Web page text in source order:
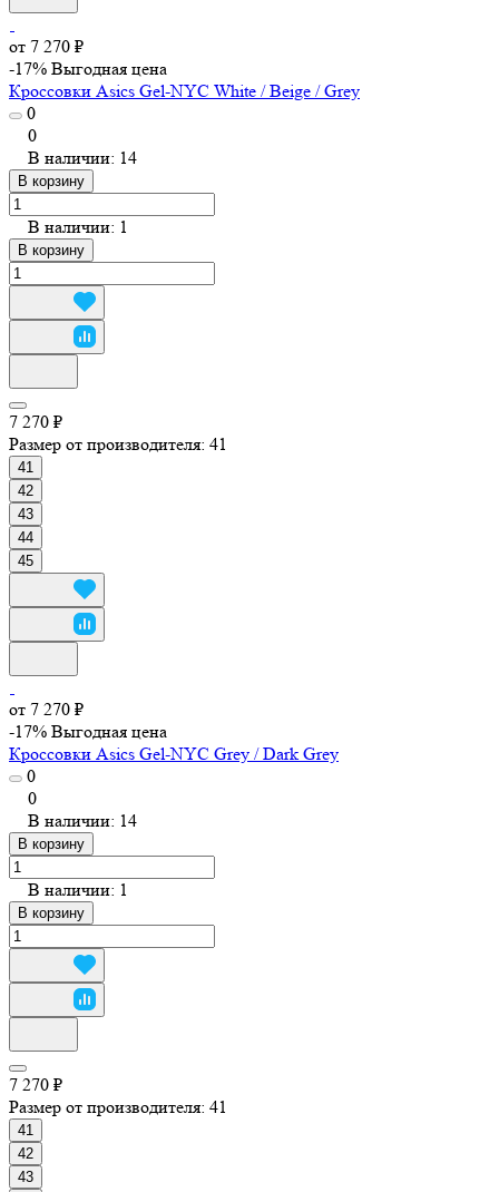
от 7 270 ₽
-17% Выгодная цена
Кроссовки Asics Gel-NYC White / Beige / Grey
0
0
В наличии: 14
В корзину
В наличии: 1
В корзину
7 270 ₽
Размер от производителя: 41
41
42
43
44
45
от 7 270 ₽
-17% Выгодная цена
Кроссовки Asics Gel-NYC Grey / Dark Grey
0
0
В наличии: 14
В корзину
В наличии: 1
В корзину
7 270 ₽
Размер от производителя: 41
41
42
43